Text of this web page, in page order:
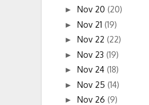
► Nov 20 (20)
► Nov 21 (19)
► Nov 22 (22)
► Nov 23 (19)
► Nov 24 (18)
► Nov 25 (14)
► Nov 26 (9)